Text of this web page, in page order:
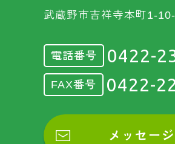
武蔵野市吉祥寺本町1-
電話番号 0422-
FAX番号 0422-
メッセー